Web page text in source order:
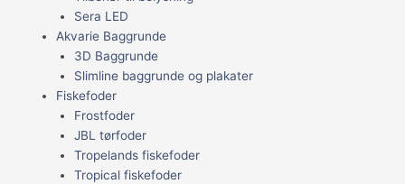
Sera LED
Akvarie Baggrunde
3D Baggrunde
Slimline baggrunde og plakater
Fiskefoder
Frostfoder
JBL tørfoder
Tropelands fiskefoder
Tropical fiskefoder